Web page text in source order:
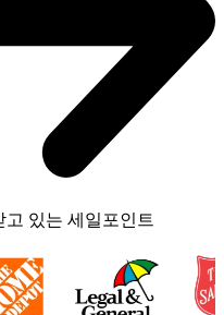
있는 세일포인트